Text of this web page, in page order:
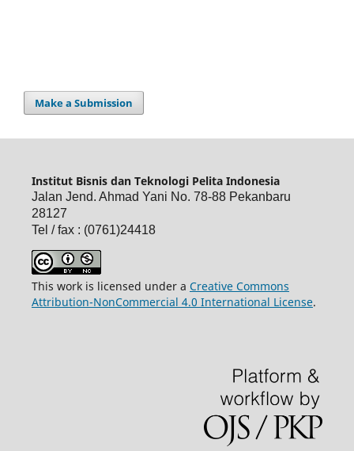
Make a Submission
Institut Bisnis dan Teknologi Pelita Indonesia
Jalan Jend. Ahmad Yani No. 78-88 Pekanbaru
28127
Tel / fax : (0761)24418
This work is licensed under a Creative Commons
Attribution-NonCommercial 4.0 International License.